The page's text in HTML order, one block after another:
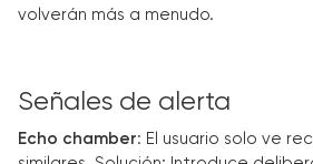
volverán más a menudo.
Señales de alerta
Echo chamber: El usuario solo ve